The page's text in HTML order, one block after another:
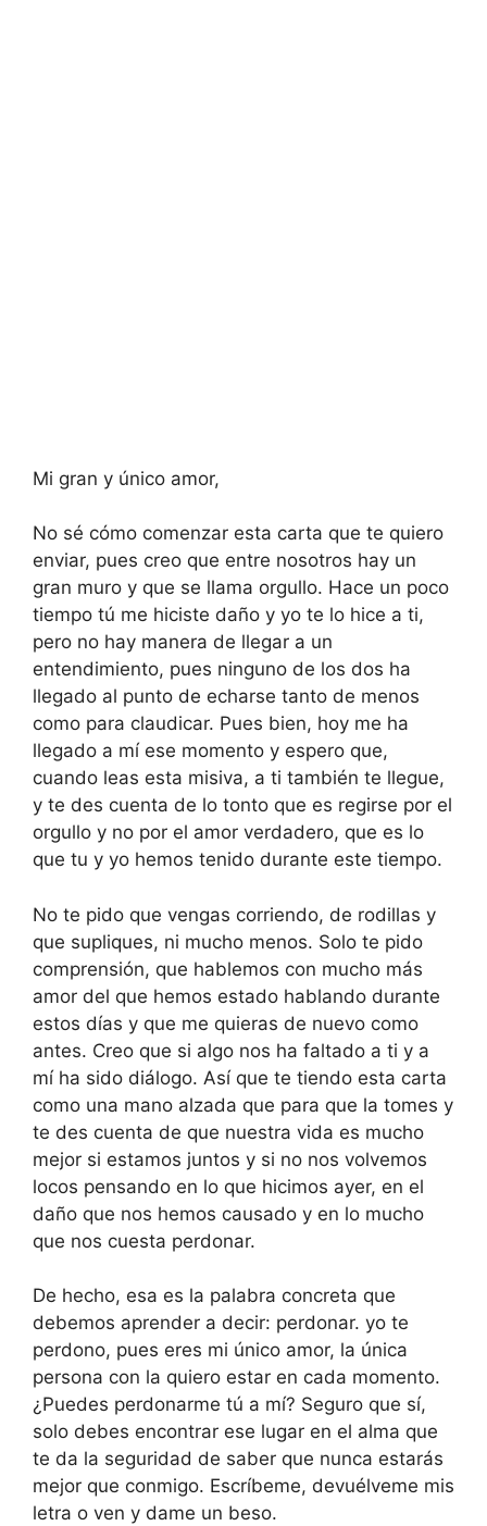
Mi gran y único amor,
No sé cómo comenzar esta carta que te quiero
enviar, pues creo que entre nosotros hay un
gran muro y que se llama orgullo. Hace un poco
tiempo tú me hiciste daño y yo te lo hice a ti,
pero no hay manera de llegar a un
entendimiento, pues ninguno de los dos ha
llegado al punto de echarse tanto de menos
como para claudicar. Pues bien, hoy me ha
llegado a mí ese momento y espero que,
cuando leas esta misiva, a ti también te llegue,
y te des cuenta de lo tonto que es regirse por el
orgullo y no por el amor verdadero, que es lo
que tu y yo hemos tenido durante este tiempo.
No te pido que vengas corriendo, de rodillas y
que supliques, ni mucho menos. Solo te pido
comprensión, que hablemos con mucho más
amor del que hemos estado hablando durante
estos días y que me quieras de nuevo como
antes. Creo que si algo nos ha faltado a ti y a
mí ha sido diálogo. Así que te tiendo esta carta
como una mano alzada que para que la tomes y
te des cuenta de que nuestra vida es mucho
mejor si estamos juntos y si no nos volvemos
locos pensando en lo que hicimos ayer, en el
daño que nos hemos causado y en lo mucho
que nos cuesta perdonar.
De hecho, esa es la palabra concreta que
debemos aprender a decir: perdonar. yo te
perdono, pues eres mi único amor, la única
persona con la quiero estar en cada momento.
¿Puedes perdonarme tú a mí? Seguro que sí,
solo debes encontrar ese lugar en el alma que
te da la seguridad de saber que nunca estarás
mejor que conmigo. Escríbeme, devuélveme mis
letra o ven y dame un beso.